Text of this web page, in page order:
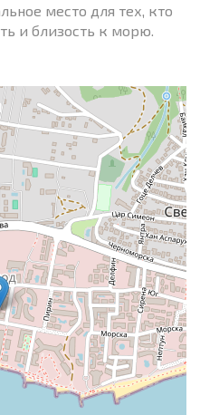
место для тех, кто
и близость к морю.